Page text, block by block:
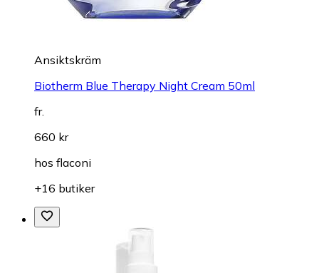
Ansiktskräm
Biotherm Blue Therapy Night Cream 50ml
fr.
660 kr
hos flaconi
+16 butiker